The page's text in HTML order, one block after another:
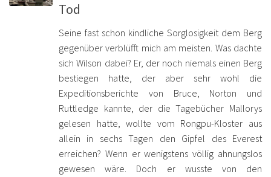
Tod
Seine fast schon kindliche Sorglosigkeit dem Berg
gegenüber verblüfft mich am meisten. Was dachte
sich Wilson dabei? Er, der noch niemals einen Berg
bestiegen hatte, der aber sehr wohl die
Expeditionsberichte von Bruce, Norton und
Ruttledge kannte, der die Tagebücher Mallorys
gelesen hatte, wollte vom Rongpu-Kloster aus
allein in sechs Tagen den Gipfel des Everest
erreichen? Wenn er wenigstens völlig ahnungslos
gewesen wäre. Doch er wusste von den